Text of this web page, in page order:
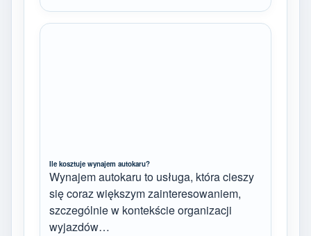
Ile kosztuje wynajem autokaru?
Wynajem autokaru to usługa, która cieszy
się coraz większym zainteresowaniem,
szczególnie w kontekście organizacji
wyjazdów…